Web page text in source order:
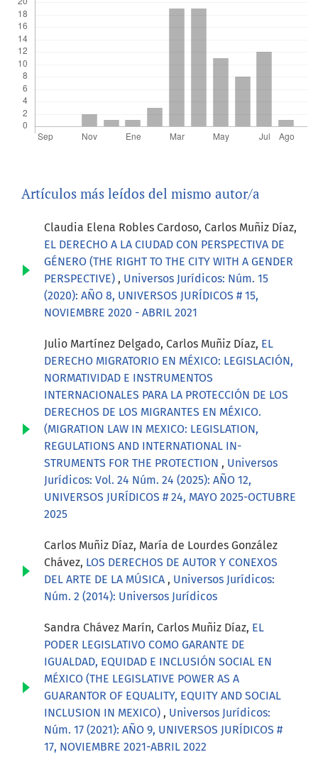
Artículos más leídos del mismo autor/a
Claudia Elena Robles Cardoso, Carlos Muñiz Díaz,
EL DERECHO A LA CIUDAD CON PERSPECTIVA DE
GÉNERO (THE RIGHT TO THE CITY WITH A GENDER
PERSPECTIVE) , Universos Jurídicos: Núm. 15
(2020): AÑO 8, UNIVERSOS JURÍDICOS # 15,
NOVIEMBRE 2020 - ABRIL 2021
Julio Martínez Delgado, Carlos Muñiz Díaz, EL
DERECHO MIGRATORIO EN MÉXICO: LEGISLACIÓN,
NORMATIVIDAD E INSTRUMENTOS
INTERNACIONALES PARA LA PROTECCIÓN DE LOS
DERECHOS DE LOS MIGRANTES EN MÉXICO.
(MIGRATION LAW IN MEXICO: LEGISLATION,
REGULATIONS AND INTERNATIONAL IN-
STRUMENTS FOR THE PROTECTION , Universos
Jurídicos: Vol. 24 Núm. 24 (2025): AÑO 12,
UNIVERSOS JURÍDICOS # 24, MAYO 2025-OCTUBRE
2025
Carlos Muñiz Díaz, María de Lourdes González
Chávez, LOS DERECHOS DE AUTOR Y CONEXOS
DEL ARTE DE LA MÚSICA , Universos Jurídicos:
Núm. 2 (2014): Universos Jurídicos
Sandra Chávez Marín, Carlos Muñiz Díaz, EL
PODER LEGISLATIVO COMO GARANTE DE
IGUALDAD, EQUIDAD E INCLUSIÓN SOCIAL EN
MÉXICO (THE LEGISLATIVE POWER AS A
GUARANTOR OF EQUALITY, EQUITY AND SOCIAL
INCLUSION IN MEXICO) , Universos Jurídicos:
Núm. 17 (2021): AÑO 9, UNIVERSOS JURÍDICOS #
17, NOVIEMBRE 2021-ABRIL 2022